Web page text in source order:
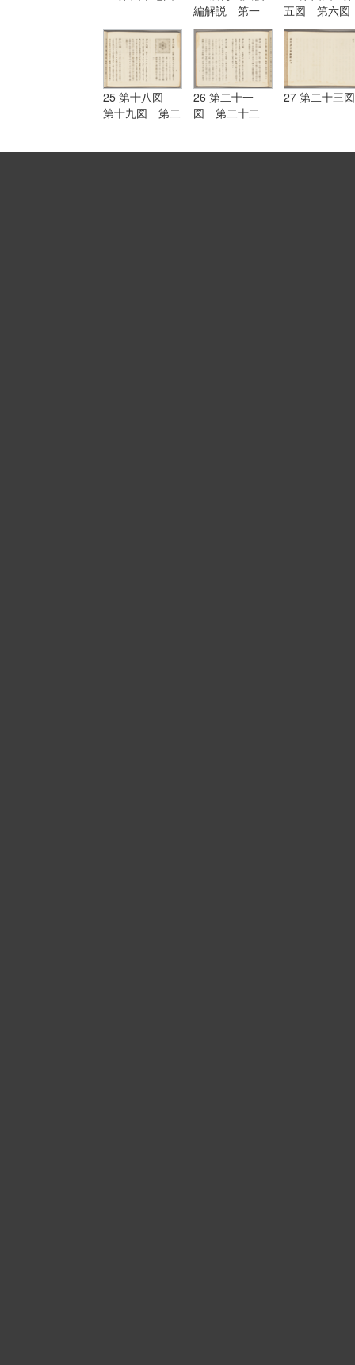
編解説 第一
図 第二図 第
三図
五図 第六
第七図
25 第十八図
第十九図 第二
26 第二十一
図 第二十二
27 第二十三図